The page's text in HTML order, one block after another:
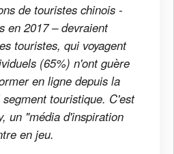
de touristes chinois -
en 2017 – devraient
touristes, qui voyagent
(65%) n'ont guère
en ligne depuis la
touristique. C'est
un "média d'inspiration
en jeu.